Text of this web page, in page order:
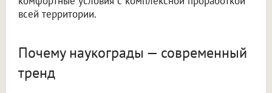
всей территории.
Почему наукограды — современный
тренд